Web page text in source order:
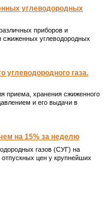
углеводородных
приборов и
углеводородных
углеводородного газа.
приема, хранения сжиженного
и его выдачи в
на 15% за неделю
газов (СУГ) на
цен у крупнейших